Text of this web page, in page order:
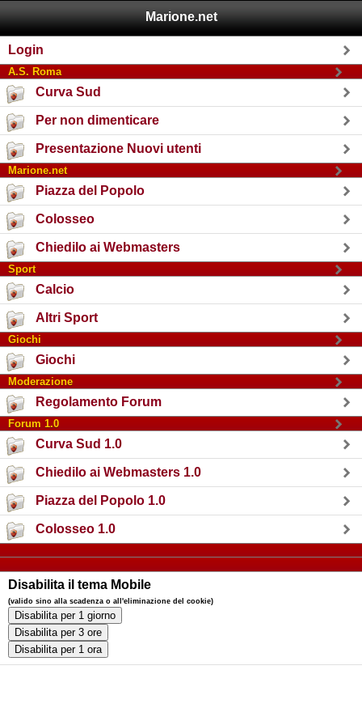
Marione.net
Login
A.S. Roma
Curva Sud
Per non dimenticare
Presentazione Nuovi utenti
Marione.net
Piazza del Popolo
Colosseo
Chiedilo ai Webmasters
Sport
Calcio
Altri Sport
Giochi
Giochi
Moderazione
Regolamento Forum
Forum 1.0
Curva Sud 1.0
Chiedilo ai Webmasters 1.0
Piazza del Popolo 1.0
Colosseo 1.0
Disabilita il tema Mobile
(valido sino alla scadenza o all'eliminazione del cookie)